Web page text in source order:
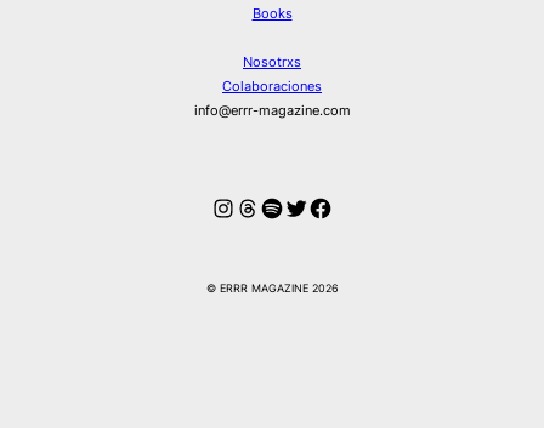
Books
Nosotrxs
Colaboraciones
info@errr-magazine.com
Instagram
Hilos
Spotify
Twitter
Facebook
© ERRR MAGAZINE 2026